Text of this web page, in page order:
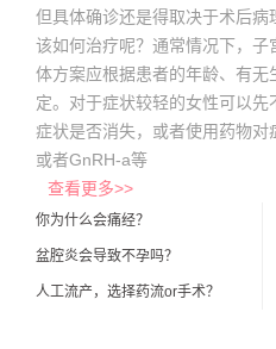
但具体确诊还是得取决于术后
该如何治疗呢？通常情况下，
体方案应根据患者的年龄、有
定。对于症状较轻的女性可以
症状是否消失，或者使用药物对
或者GnRH-a等
查看更多>>
你为什么会痛经？
盆腔炎会导致不孕吗？
人工流产，选择药流or手术？